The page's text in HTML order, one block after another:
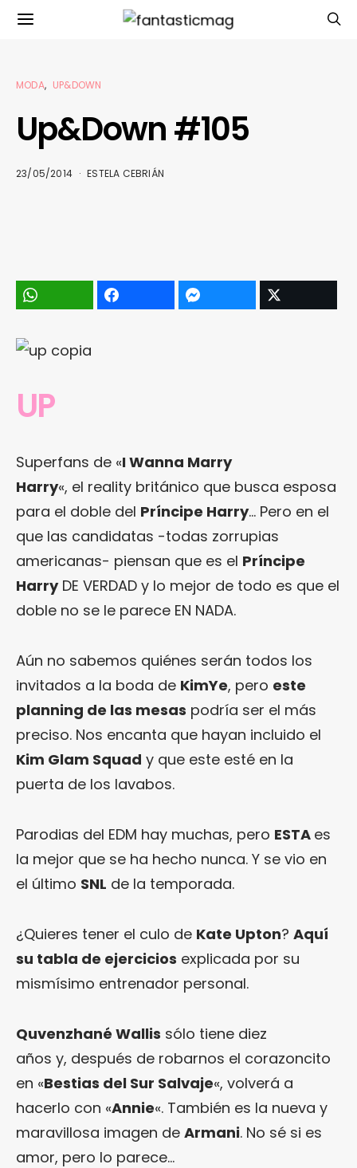
MODA UP&DOWN
Up&Down #105
23/05/2014 ESTELA CEBRIÁN
UP
Superfans de «I Wanna Marry
Harry«, el reality británico que busca esposa
para el doble del Príncipe Harry… Pero en el
que las candidatas -todas zorrupias
americanas- piensan que es el Príncipe
HarryDE VERDAD y lo mejor de todo es que el
doble no se le parece EN NADA.
Aún no sabemos quiénes serán todos los
invitados a la boda de KimYe, pero este
planning de las mesas podría ser el más
preciso. Nos encanta que hayan incluido el
Kim Glam Squad y que este esté en la
puerta de los lavabos.
Parodias del EDM hay muchas, pero ESTA es
la mejor que se ha hecho nunca. Y se vio en
el último SNL de la temporada.
¿Quieres tener el culo de Kate Upton? Aquí
su tabla de ejercicios explicada por su
mismísimo entrenador personal.
Quvenzhané Wallis sólo tiene diez
años y, después de robarnos el corazoncito
en «Bestias del Sur Salvaje«, volverá a
hacerlo con «Annie«. También es la nueva y
maravillosa imagen de Armani. No sé si es
amor, pero lo parece…